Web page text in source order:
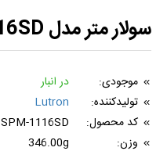
سولار متر مدل LUTRON-SPM-1116SD
موجودی:
در انبار
تولیدکننده:
Lutron
کد محصول:
SPM-1116SD
وزن:
346.00g